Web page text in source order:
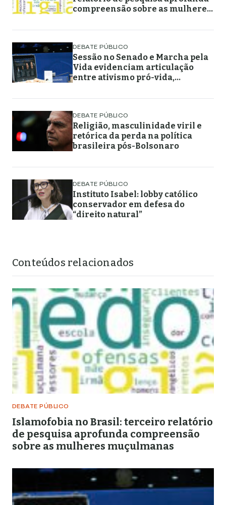
compreensão sobre as mulheres
DEBATE PÚBLICO
Sessão no Senado e Marcha pela
Vida evidenciam articulação
entre ativismo pró-vida,
representação política
DEBATE PÚBLICO
Religião, masculinidade viril e
retórica da perda na política
brasileira pós-Bolsonaro
DEBATE PÚBLICO
Instituto Isabel: lobby católico
conservador em defesa do
“direito natural”
Conteúdos relacionados
DEBATE PÚBLICO
Islamofobia no Brasil: terceiro relatório
de pesquisa aprofunda compreensão
sobre as mulheres muçulmanas